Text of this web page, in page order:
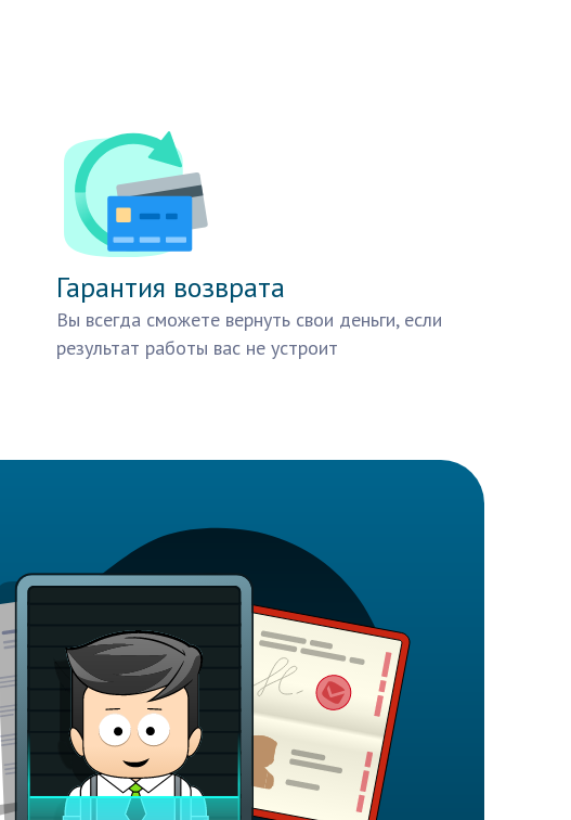
Гарантия возврата
Вы всегда сможете вернуть свои деньги, если
результат работы вас не устроит